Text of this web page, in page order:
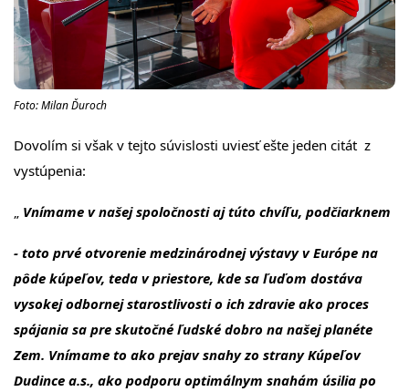
Foto: Milan Ďuroch
Dovolím si však v tejto súvislosti uviesť ešte jeden citát z
vystúpenia:
Vnímame v našej spoločnosti aj túto chvíľu, podčiarknem
- toto prvé otvorenie medzinárodnej výstavy v Európe na
pôde kúpeľov, teda v priestore, kde sa ľuďom dostáva
vysokej odbornej starostlivosti o ich zdravie ako proces
spájania sa pre skutočné ľudské dobro na našej planéte
Zem. Vnímame to ako prejav snahy zo strany Kúpeľov
Dudince a.s., ako podporu optimálnym snahám úsilia po